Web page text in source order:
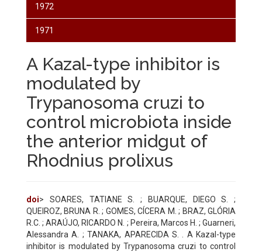
1972
1971
A Kazal-type inhibitor is
modulated by
Trypanosoma cruzi to
control microbiota inside
the anterior midgut of
Rhodnius prolixus
doi> SOARES, TATIANE S. ; BUARQUE, DIEGO S. ;
QUEIROZ, BRUNA R. ; GOMES, CÍCERA M. ; BRAZ, GLÓRIA
R.C. ; ARAÚJO, RICARDO N. ; Pereira, Marcos H. ; Guarneri,
Alessandra A. ; TANAKA, APARECIDA S. . A Kazal-type
inhibitor is modulated by Trypanosoma cruzi to control